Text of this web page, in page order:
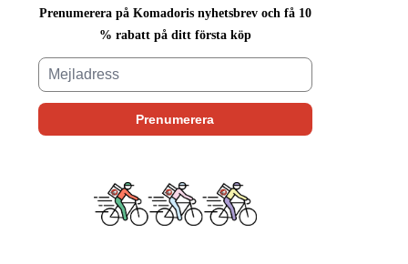
Prenumerera på Komadoris nyhetsbrev och få 10
% rabatt på ditt första köp